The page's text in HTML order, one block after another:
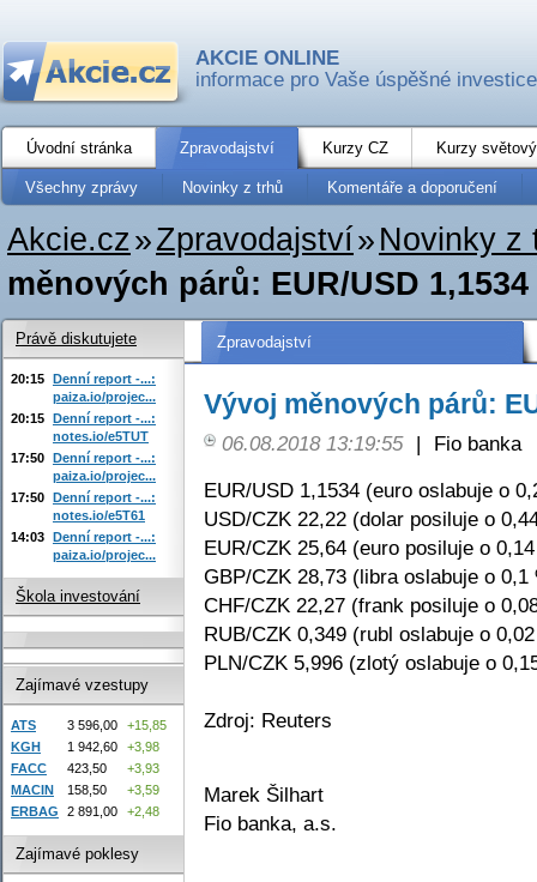
AKCIE ONLINE
informace pro Vaše úspěšné investice
Úvodní stránka Zpravodajství Kurzy CZ Kurzy
Všechny zprávy Novinky z trhů Komentáře a doporučení
Akcie.cz»Zpravodajství» Novinky z
měnových párů: EUR/USD 1,1534
Zpravodajství
Vývoj měnových párů:
06.08.2018 13:19:55 |
Fio banka
EUR/USD 1,1534 (euro oslabuje o
USD/CZK 22,22 (dolar posiluje o
EUR/CZK 25,64 (euro posiluje o
GBP/CZK 28,73 (libra oslabuje o 0,1
CHF/CZK 22,27 (frank posiluje o
RUB/CZK 0,349 (rubl oslabuje o
PLN/CZK 5,996 (zlotý oslabuje o
Zdroj: Reuters
Marek Šilhart
Fio banka, a.s.
Právě diskutujete
20:15 Denní report -...:
paiza.io/projec...
20:15 Denní report -...:
notes.io/e5TUT
17:50 Denní report -...:
paiza.io/projec...
17:50 Denní report -...:
notes.io/e5T61
14:03 Denní report -...:
paiza.io/projec...
Škola investování
Zajímavé vzestupy
ATS 3 596,00
+15,85
KGH
1 942,60
+3,98
FACC
423,50
+3,93
MACIN
158,50
+3,59
ERBAG
2 891,00 +2,48
Zajímavé poklesy